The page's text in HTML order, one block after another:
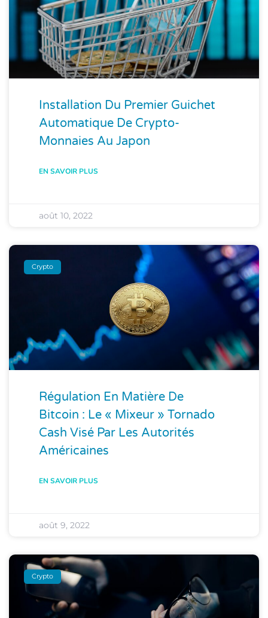
Installation Du Premier Guichet
Automatique De Crypto-
Monnaies Au Japon
EN SAVOIR PLUS
août 10, 2022
Crypto
Régulation En Matière De
Bitcoin : Le « Mixeur » Tornado
Cash Visé Par Les Autorités
Américaines
EN SAVOIR PLUS
août 9, 2022
Crypto